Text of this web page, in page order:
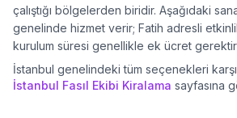
çalıştığı bölgelerden biridir. Aşağıdaki
genelinde hizmet verir; Fatih adresli
kurulum süresi genellikle ek ücret
İstanbul genelindeki tüm seçenekleri
İstanbul Fasıl Ekibi Kiralama sayfasına